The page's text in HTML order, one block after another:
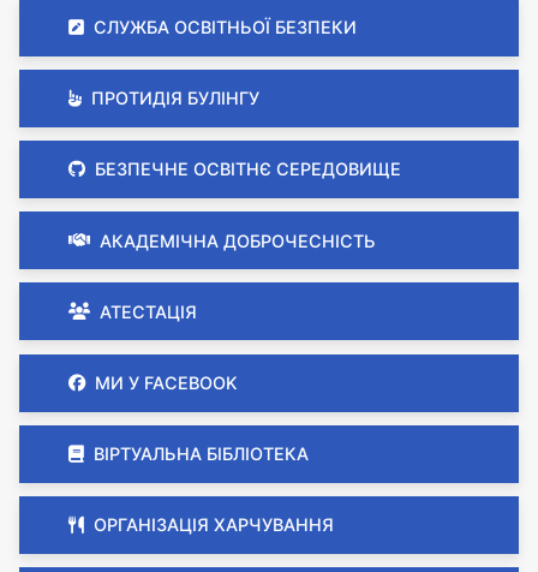
СЛУЖБА ОСВІТНЬОЇ БЕЗПЕКИ
ПРОТИДІЯ БУЛІНГУ
БЕЗПЕЧНЕ ОСВІТНЄ СЕРЕДОВИЩЕ
АКАДЕМІЧНА ДОБРОЧЕСНІСТЬ
АТЕСТАЦІЯ
МИ У FACEBOOK
ВІРТУАЛЬНА БІБЛІОТЕКА
ОРГАНІЗАЦІЯ ХАРЧУВАННЯ